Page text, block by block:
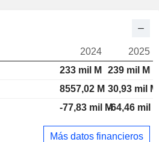
2024
2025
233 mil M
239 mil M
8557,02 M 30,93 mil M
-77,83 mil M-64,46 mil
Más datos financieros